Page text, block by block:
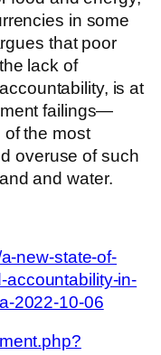
in some
that poor
lack of
is at
failings—
the most
overuse of such
and water.
new-state-of-
accountability-in-
2022-10-06